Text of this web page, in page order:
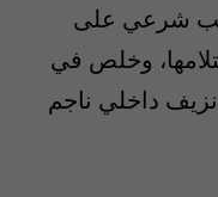
شرعي على
وخلص في
داخلي ناجم